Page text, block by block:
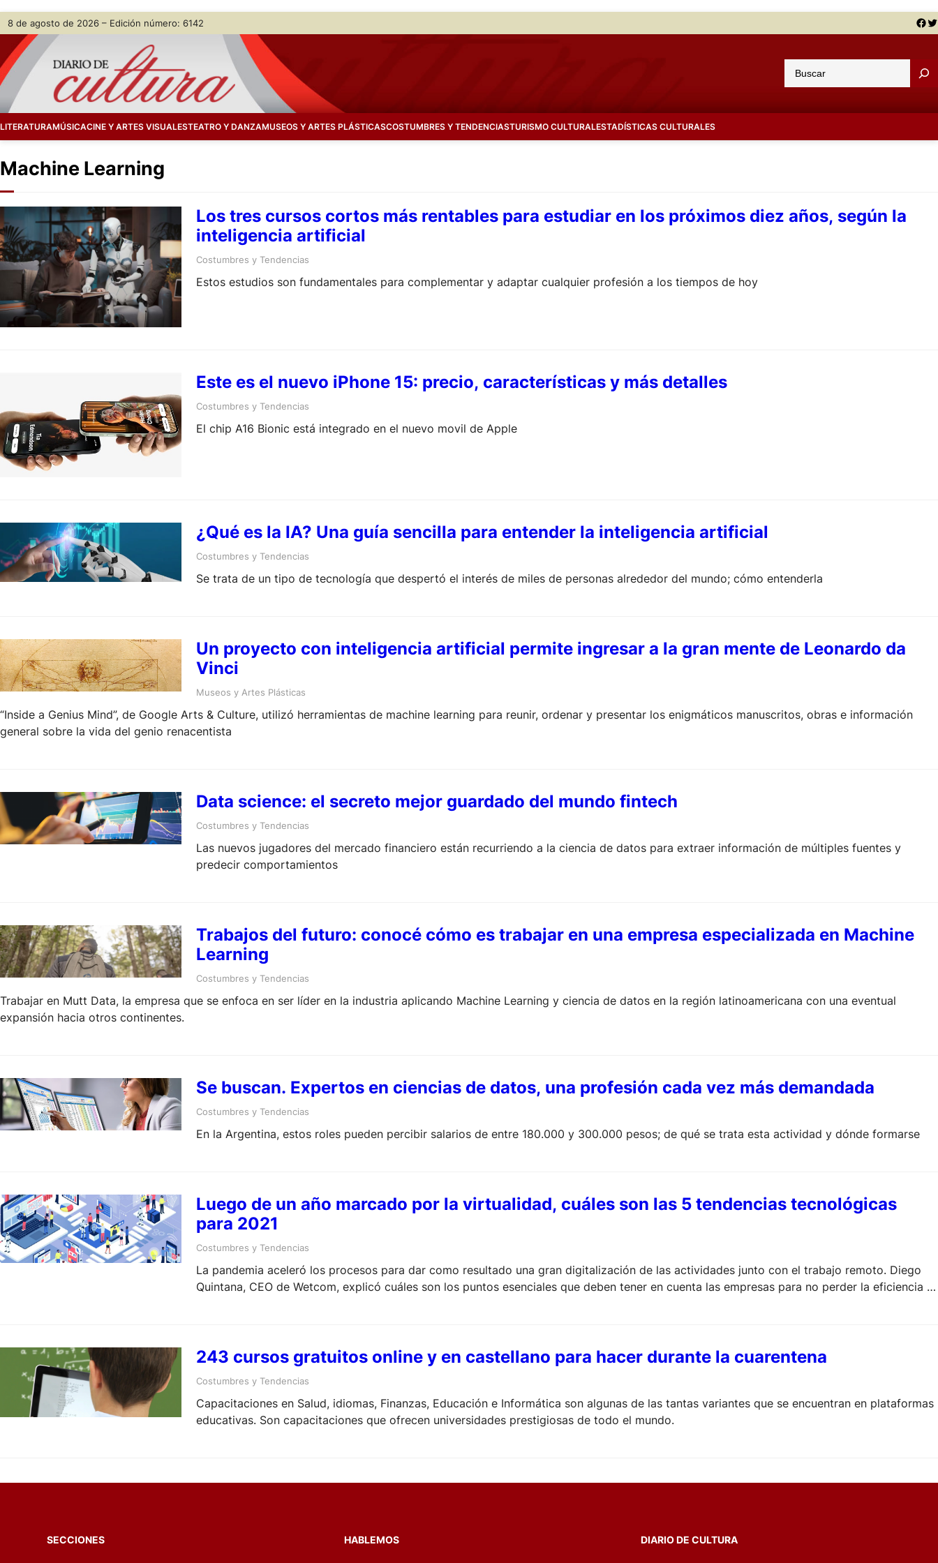
Skip
content
8 de agosto de 2026 – Edición número: 6142 Facebook Twitter
u
a
LITERATURAMÚSICACINE Y ARTES VISUALESTEATRO Y DANZAMUSEOS Y ARTES PLÁSTICASCOSTUMBRES Y TENDENCIASTURISMO CULTURALESTADÍSTICAS CULTURALES
Machine Learning
Los tres cursos cortos más rentables para estudiar en los próximos diez años, según la
inteligencia artificial
Costumbres y Tendencias
Estos estudios son fundamentales para complementar y adaptar cualquier profesión a los tiempos de hoy
Este es el nuevo iPhone 15: precio, características y más detalles
Costumbres y Tendencias
El chip A16 Bionic está integrado en el nuevo movil de Apple
¿Qué es la IA? Una guía sencilla para entender la inteligencia artificial
Costumbres y Tendencias
Se trata de un tipo de tecnología que despertó el interés de miles de personas alrededor del mundo; cómo entenderla
Un proyecto con inteligencia artificial permite ingresar a la gran mente de Leonardo da
Vinci
Museos y Artes Plásticas
“Inside a Genius Mind”, de Google Arts & Culture, utilizó herramientas de machine learning para reunir, ordenar y presentar los enigmáticos manuscritos, obras e información
general sobre la vida del genio renacentista
Data science: el secreto mejor guardado del mundo fintech
Costumbres y Tendencias
Las nuevos jugadores del mercado financiero están recurriendo a la ciencia de datos para extraer información de múltiples fuentes y
predecir comportamientos
Trabajos del futuro: conocé cómo es trabajar en una empresa especializada en Machine
Learning
Costumbres y Tendencias
Trabajar en Mutt Data, la empresa que se enfoca en ser líder en la industria aplicando Machine Learning y ciencia de datos en la región latinoamericana con una eventual
expansión hacia otros continentes.
Se buscan. Expertos en ciencias de datos, una profesión cada vez más demandada
Costumbres y Tendencias
En la Argentina, estos roles pueden percibir salarios de entre 180.000 y 300.000 pesos; de qué se trata esta actividad y dónde formarse
Luego de un año marcado por la virtualidad, cuáles son las 5 tendencias tecnológicas
para 2021
Costumbres y Tendencias
La pandemia aceleró los procesos para dar como resultado una gran digitalización de las actividades junto con el trabajo remoto. Diego
Quintana, CEO de Wetcom, explicó cuáles son los puntos esenciales que deben tener en cuenta las empresas para no perder la eficiencia y
243 cursos gratuitos online y en castellano para hacer durante la cuarentena
Costumbres y Tendencias
Capacitaciones en Salud, idiomas, Finanzas, Educación e Informática son algunas de las tantas variantes que se encuentran en plataformas
educativas. Son capacitaciones que ofrecen universidades prestigiosas de todo el mundo.
SECCIONES HABLEMOS DIARIO DE CULTURA